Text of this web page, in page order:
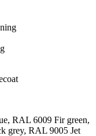
RAL 6009 Fir green,
grey, RAL 9005 Jet